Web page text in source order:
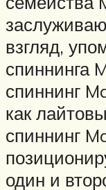
взгляд,
спиннинга
спиннинг
как
спиннинг
один и